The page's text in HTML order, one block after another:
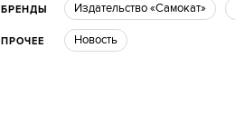
БРЕНДЫ Издательство «Самокат»
ПРОЧЕЕ Новость